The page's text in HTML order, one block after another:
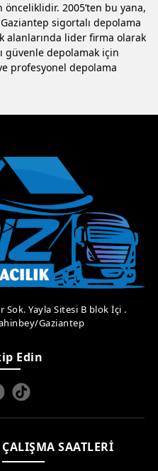
2005’ten bu yana,
sigortalı depolama
alanlarında lider firma olarak
güvenle depolamak için
profesyonel depolama
Yayla Sitesi B blok İçi .
Gaziantep
Edin
ÇALIŞMA SAATLERİ